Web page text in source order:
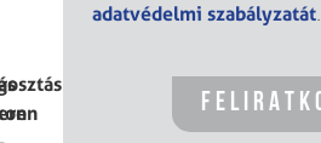
adatvédelmi szabályzatát.